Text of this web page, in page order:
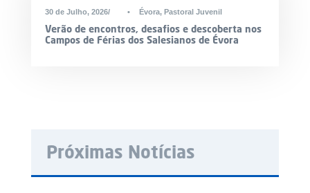
30 de Julho, 2026 • Évora, Pastoral Juvenil
Verão de encontros, desafios e descoberta nos
Campos de Férias dos Salesianos de Évora
Próximas Notícias